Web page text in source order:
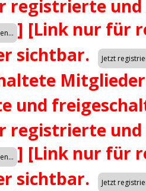
registrierte
] [Link nur für
sichtbar.
und
registrierte
] [Link nur für
sichtbar.